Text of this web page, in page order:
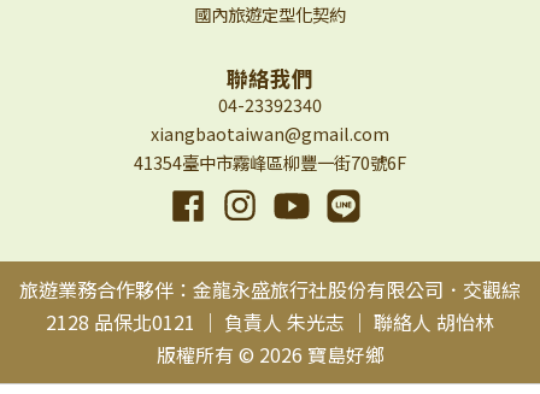
國內旅遊定型化契約
聯絡我們
04-23392340
xiangbaotaiwan@gmail.com
41354臺中市霧峰區柳豐一街70號6F
FacebookInstagramYouTube
旅遊業務合作夥伴：金龍永盛旅行社股份有限公司．交觀綜
2128 品保北0121 ｜ 負責人 朱光志 ｜ 聯絡人 胡怡林
版權所有 © 2026 寶島好鄉